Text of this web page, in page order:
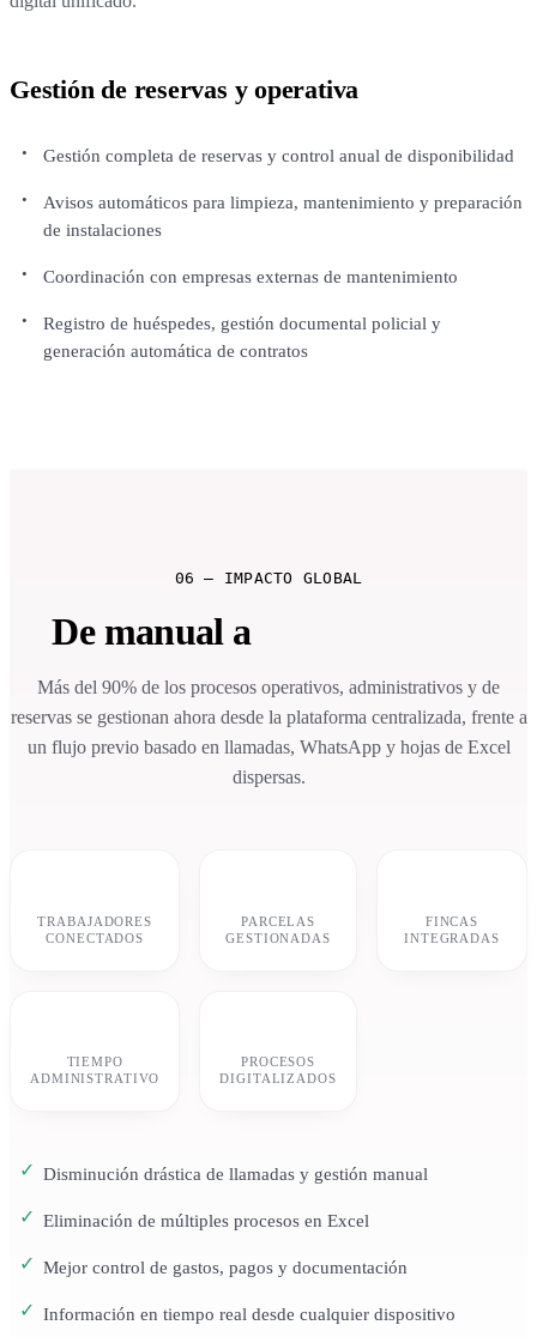
Gestión de reservas y operativa
Gestión completa de reservas y control anual de disponibilidad
Avisos automáticos para limpieza, mantenimiento y preparación
de instalaciones
Coordinación con empresas externas de mantenimiento
Registro de huéspedes, gestión documental policial y
generación automática de contratos
06 — IMPACTO GLOBAL
De manual a
Más del 90% de los procesos operativos, administrativos y de
reservas se gestionan ahora desde la plataforma centralizada, frente a
un flujo previo basado en llamadas, WhatsApp y hojas de Excel
dispersas.
TRABAJADORES
CONECTADOS
PARCELAS
GESTIONADAS
FINCAS
INTEGRADAS
TIEMPO
ADMINISTRATIVO
PROCESOS
DIGITALIZADOS
Disminución drástica de llamadas y gestión manual
Eliminación de múltiples procesos en Excel
Mejor control de gastos, pagos y documentación
Información en tiempo real desde cualquier dispositivo